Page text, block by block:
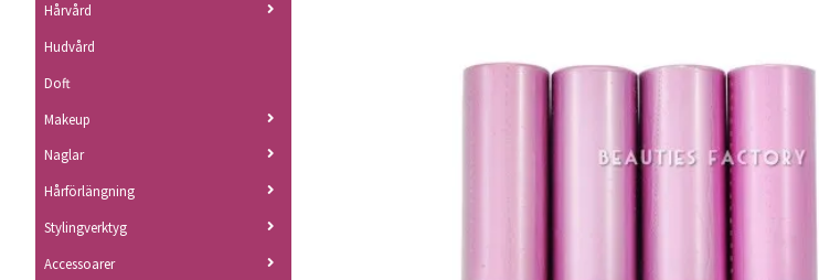
Hårvård
Hudvård
Doft
Makeup
Naglar
Hårförlängning
Stylingverktyg
Accessoarer